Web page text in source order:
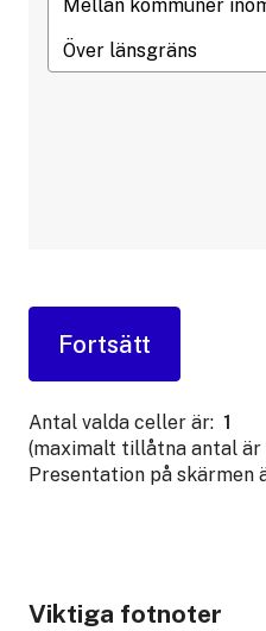
Antal valda celler är: 1
(maximalt tillåtna antal är
Presentation på skärmen
Viktiga fotnoter